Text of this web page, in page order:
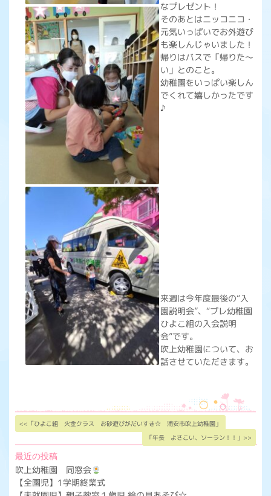
なプレゼント！
そのあとはニッコニコ・
元気いっぱいでお外遊び
も楽しんじゃいました！
帰りはバスで「帰りた～
い」とのこと。
幼稚園をいっぱい楽しん
でくれて嬉しかったです
♪
来週は今年度最後の“入
園説明会”、“プレ幼稚園
ひよこ組の入会説明
会”です。
吹上幼稚園について、お
話させていただきます。
<<「ひよこ組 火金クラス お砂遊びがだいすき☆ 浦安市吹上幼稚園」
「年長 よさこい、ソーラン！！」>>
最近の投稿
吹上幼稚園 同窓会
【全園児】1学期終業式